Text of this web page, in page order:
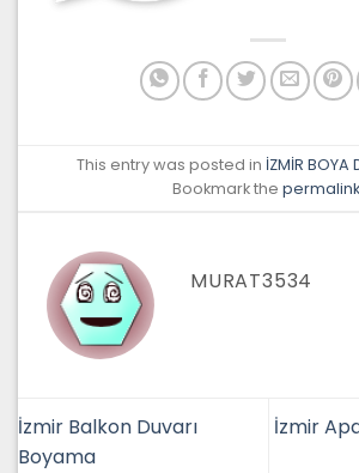
This entry was posted in İZMİR BOYA
Bookmark the permalink
MURAT3534
İzmir Balkon Duvarı
Boyama
İzmir